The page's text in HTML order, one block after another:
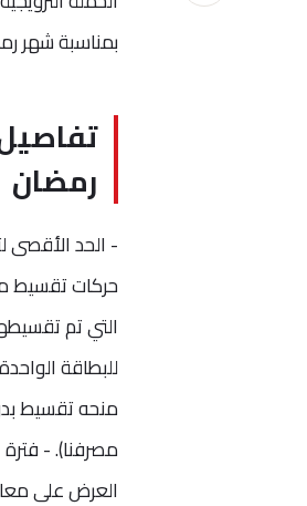
بمناسبة شهر رمضان سارية اعتبارا
رمضان